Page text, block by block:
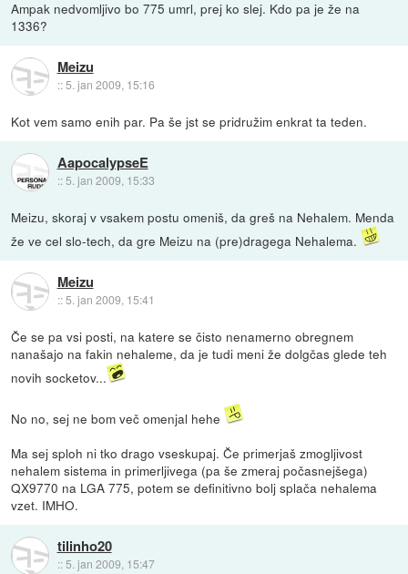
Ampak nedvomljivo bo 775 umrl, prej ko slej. Kdo pa je že na
1336?
Meizu
::5. jan 2009, 15:16
Kot vem samo enih par. Pa še jst se pridružim enkrat ta teden.
AapocalypseE
:: 5. jan 2009, 15:33
Meizu, skoraj v vsakem postu omeniš, da greš na Nehalem. Menda
že ve cel slo-tech, da gre Meizu na (pre)dragega Nehalema.
Meizu
::5. jan 2009, 15:41
Če se pa vsi posti, na katere se čisto nenamerno obregnem
nanašajo na fakin nehaleme, da je tudi meni že dolgčas glede teh
novih socketov...
No no, sej ne bom več omenjal hehe
Ma sej sploh ni tko drago vseskupaj. Če primerjaš zmogljivost
nehalem sistema in primerljivega (pa še zmeraj počasnejšega)
QX9770 na LGA 775, potem se definitivno bolj splača nehalema
vzet. IMHO.
tilinho20
:: 5. jan 2009, 15:47